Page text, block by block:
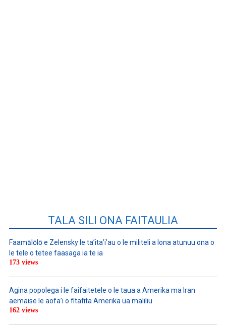
TALA SILI ONA FAITAULIA
Faamālōlō e Zelensky le ta’ita’i’au o le militeli a lona atunuu ona o
le tele o tetee faasaga ia te ia
173 views
Agina popolega i le faifaitetele o le taua a Amerika ma Iran
aemaise le aofa’i o fitafita Amerika ua maliliu
162 views